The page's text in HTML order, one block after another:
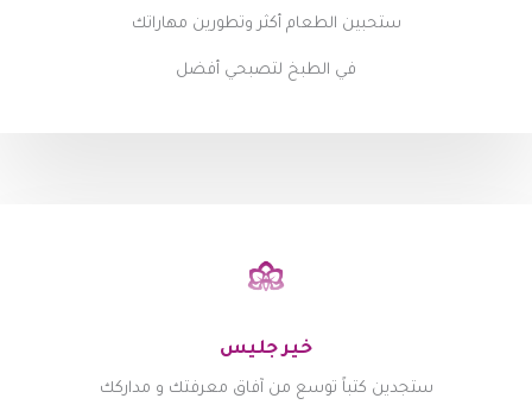
ستحبين الطعام أكثر وتطورين مهاراتك
في الطبخ لتصبحي أفضل
خير جليس
ستجدين كتباً توسع من آفاق معرفتك و مداركك